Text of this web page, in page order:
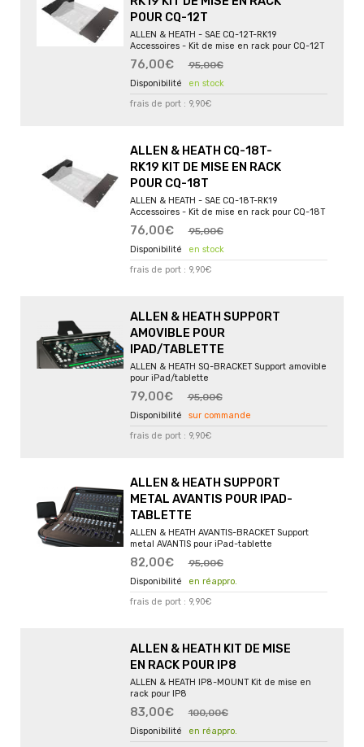
POUR CQ-12T
ALLEN & HEATH - SAE CQ-12T-RK19
Accessoires - Kit de mise en rack pour CQ-12T
76,00€ 95,00€
en stock
frais de port : 9,90€
ALLEN & HEATH CQ-18T-
RK19 KIT DE MISE EN RACK
POUR CQ-18T
ALLEN & HEATH - SAE CQ-18T-RK19
Accessoires - Kit de mise en rack pour CQ-18T
76,00€ 95,00€
en stock
frais de port : 9,90€
ALLEN & HEATH SUPPORT
AMOVIBLE POUR
IPAD/TABLETTE
ALLEN & HEATH SQ-BRACKET Support amovible
pour iPad/tablette
79,00€ 95,00€
sur commande
frais de port : 9,90€
ALLEN & HEATH SUPPORT
METAL AVANTIS POUR IPAD-
TABLETTE
ALLEN & HEATH AVANTIS-BRACKET Support
metal AVANTIS pour iPad-tablette
82,00€ 95,00€
en réappro.
frais de port : 9,90€
ALLEN & HEATH KIT DE MISE
EN RACK POUR IP8
ALLEN & HEATH IP8-MOUNT Kit de mise en
rack pour IP8
83,00€ 100,00€
en réappro.